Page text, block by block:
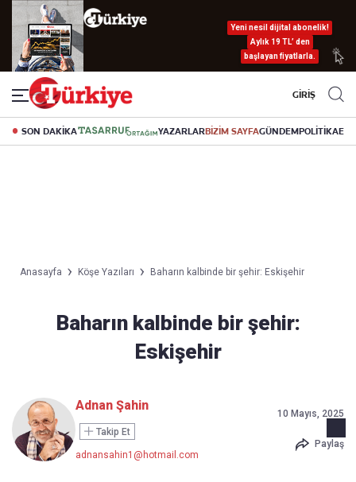
Yeni nesil dijital abonelik!
Aylık 19 TL’ den
başlayan fiyatlarla.
GİRİŞ
SON DAKİKA YAZARLARBİZİM SAYFAGÜNDEMPOLİTİKA
Anasayfa Köşe Yazıları Baharın kalbinde bir şehir: Eskişehir
Baharın kalbinde bir şehir:
Eskişehir
Adnan Şahin
Takip Et
adnansahin1@hotmail.com
10 Mayıs, 2025
Paylaş